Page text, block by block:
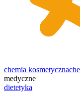
chemia kosmetyczna
medyczne
dietetyka